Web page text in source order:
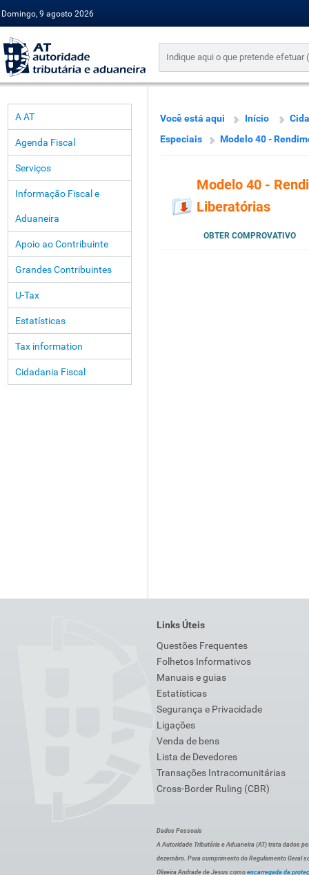
Domingo, 9 agosto 2026
A AT
Agenda Fiscal
Serviços
Informação Fiscal e
Aduaneira
Apoio ao Contribuinte
Grandes Contribuintes
U-Tax
Estatísticas
Tax information
Cidadania Fiscal
Você está aqui Início
Especiais
Modelo 40 -
Modelo 40 -
Liberatórias
OBTER COMPROVATIVO
Links Úteis
Questões Frequentes
Folhetos Informativos
Manuais e guias
Estatísticas
Segurança e Privacidade
Ligações
Venda de bens
Lista de Devedores
Transações Intracomunitárias
Cross-Border Ruling (CBR)
Dados Pessoais
A Autoridade Tributária e Aduaneira (AT) trata dados
dezembro. Para cumprimento do Regulamento Geral
Oliveira Andrade de Jesus como encarregada da